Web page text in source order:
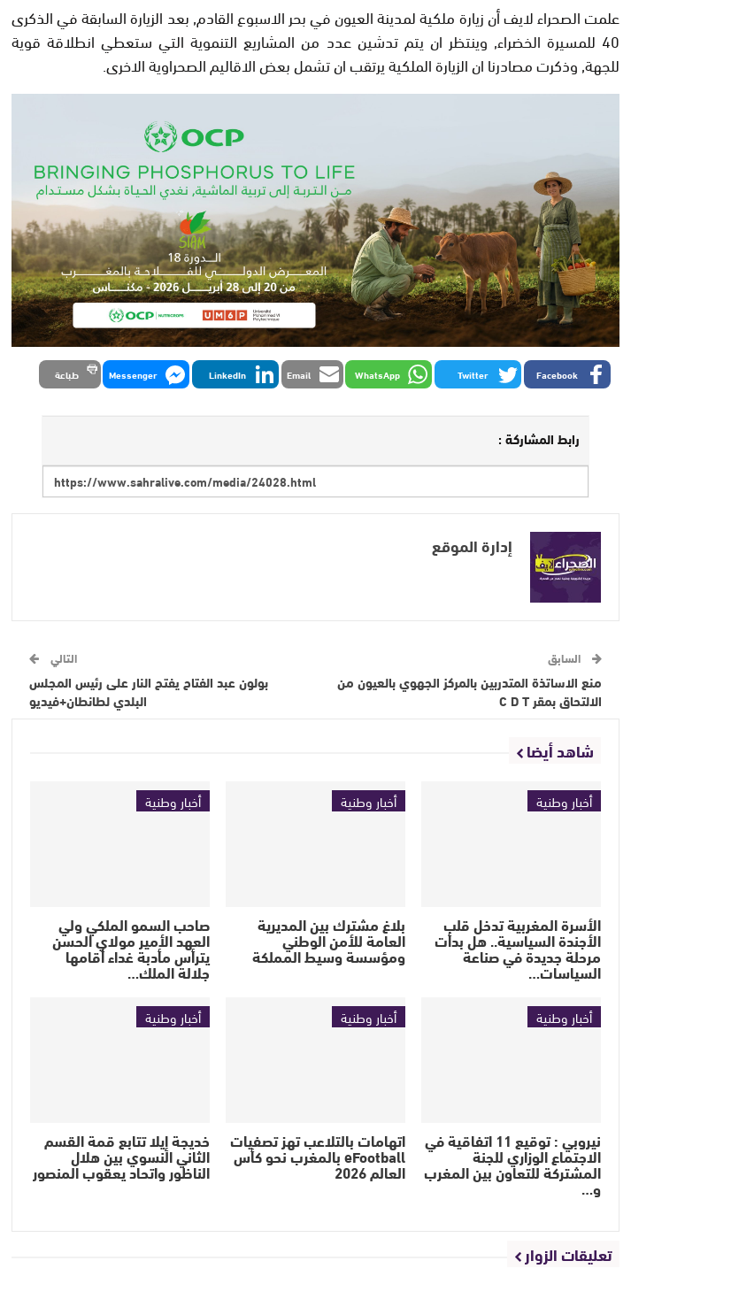
علمت الصحراء لايف أن زيارة ملكية لمدينة العيون في بحر الاسبوع القادم, بعد الزيارة السابقة في الذكرى
40 للمسيرة الخضراء, وينتظر ان يتم تدشين عدد من المشاريع التنموية التي ستعطي انطلاقة قوية
للجهة, وذكرت مصادرنا ان الزيارة الملكية يرتقب ان تشمل بعض الاقاليم الصحراوية الاخرى.
Facebook
Twitter
WhatsApp
Email
LinkedIn
Messenger طباعة
رابط المشاركة :
إدارة الموقع
السابق
منع الاساتذة المتدربين بالمركز الجهوي بالعيون من
الالتحاق بمقر C D T
التالي
بولون عبد الفتاح يفتح النار على رئيس المجلس
البلدي لطانطان+فيديو
شاهد أيضا
أخبار وطنية
الأسرة المغربية تدخل قلب
الأجندة السياسية.. هل بدأت
مرحلة جديدة في صناعة
السياسات…
أخبار وطنية
بلاغ مشترك بين المديرية
العامة للأمن الوطني
ومؤسسة وسيط المملكة
أخبار وطنية
صاحب السمو الملكي ولي
العهد الأمير مولاي الحسن
يترأس مأدبة غداء أقامها
جلالة الملك…
أخبار وطنية
نيروبي : توقيع 11 اتفاقية في
الاجتماع الوزاري للجنة
المشتركة للتعاون بين المغرب
و…
أخبار وطنية
اتهامات بالتلاعب تهز تصفيات
eFootball بالمغرب نحو كأس
العالم 2026
أخبار وطنية
خديجة إيلا تتابع قمة القسم
الثاني النسوي بين هلال
الناظور واتحاد يعقوب المنصور
تعليقات الزوار